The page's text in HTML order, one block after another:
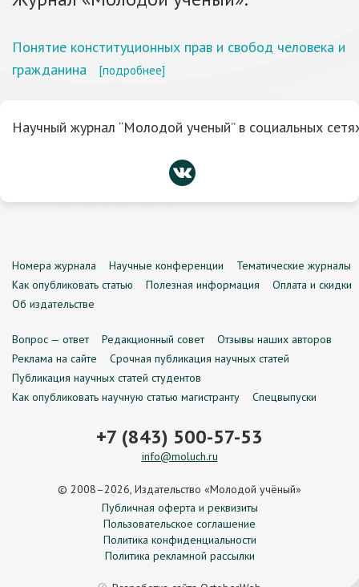
Понятие конституционных прав и свобод человека и
гражданина
[подробнее]
Научный журнал “Молодой ученый” в социальных
Номера журнала Научные конференции
Тематические журналы
Как опубликовать статью
Полезная информация
Оплата и скидки
Об издательстве
Вопрос — ответ Редакционный совет
Отзывы наших авторов
Реклама на сайте
Срочная публикация научных статей
Публикация научных статей студентов
Как опубликовать научную статью магистранту
Спецвыпуски
+7 (843) 500-57-53
info@moluch.ru
© 2008–2026, Издательство «Молодой учёный»
Публичная оферта и реквизиты
Пользовательское соглашение
Политика конфиденциальности
Политика рекламной рассылки